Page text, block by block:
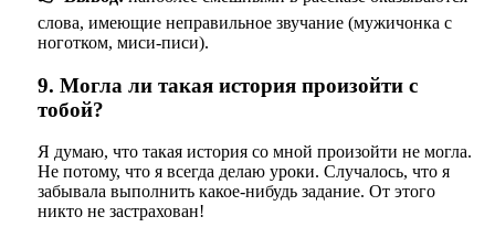
слова, имеющие неправильное звучание (мужичонка с
ноготком, миси-писи).
9. Могла ли такая история произойти с
тобой?
Я думаю, что такая история со мной произойти не могла.
Не потому, что я всегда делаю уроки. Случалось, что я
забывала выполнить какое-нибудь задание. От этого
никто не застрахован!